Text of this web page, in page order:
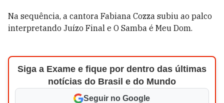
Na sequência, a cantora Fabiana Cozza subiu ao palco
interpretando Juízo Final e O Samba é Meu Dom.
Siga a Exame e fique por dentro das últimas
notícias do Brasil e do Mundo
Seguir no Google